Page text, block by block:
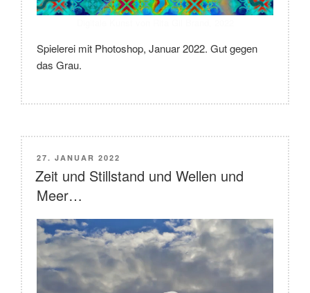
Spielerei mit Photoshop, Januar 2022. Gut gegen
das Grau.
VERÖFFENTLICHT
AM
27. JANUAR 2022
Zeit und Stillstand und Wellen und
Meer…